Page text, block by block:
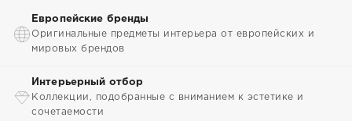
Европейские бренды
Оригинальные предметы интерьера от европейских и
мировых брендов
Интерьерный отбор
Коллекции, подобранные с вниманием к эстетике и
сочетаемости